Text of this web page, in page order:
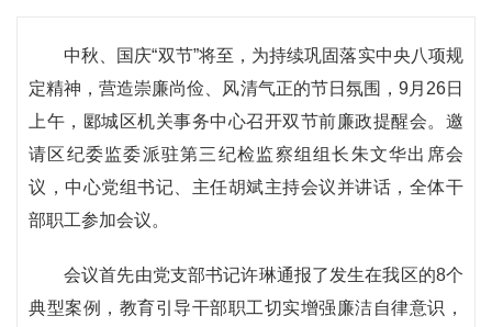
中秋、国庆“双节”将至，为持续巩固落实中央八项规
定精神，营造崇廉尚俭、风清气正的节日氛围，9月26日
上午，郾城区机关事务中心召开双节前廉政提醒会。邀
请区纪委监委派驻第三纪检监察组组长朱文华出席会
议，中心党组书记、主任胡斌主持会议并讲话，全体干
部职工参加会议。
会议首先由党支部书记许琳通报了发生在我区的8个
典型案例，教育引导干部职工切实增强廉洁自律意识，